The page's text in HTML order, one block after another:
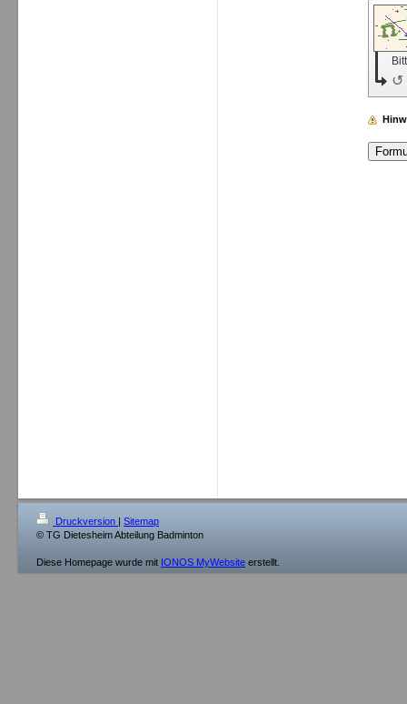
↺
Druckversion | Sitemap
© TG Dietesheim Abteilung Badminton
Diese Homepage wurde mit IONOS MyWebsite erstellt.